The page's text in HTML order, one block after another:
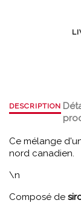
DESCRIPTION
Ce mélange
nord canadien.
\n
Composé de